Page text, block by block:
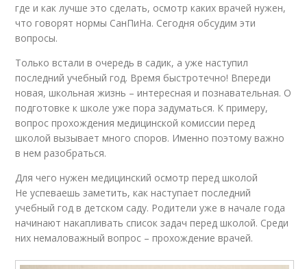
где и как лучше это сделать, осмотр каких врачей нужен,
что говорят нормы СанПиНа. Сегодня обсудим эти
вопросы.
Только встали в очередь в садик, а уже наступил
последний учебный год. Время быстротечно! Впереди
новая, школьная жизнь – интересная и познавательная. О
подготовке к школе уже пора задуматься. К примеру,
вопрос прохождения медицинской комиссии перед
школой вызывает много споров. Именно поэтому важно
в нем разобраться.
Для чего нужен медицинский осмотр перед школой
Не успеваешь заметить, как наступает последний
учебный год в детском саду. Родители уже в начале года
начинают накапливать список задач перед школой. Среди
них немаловажный вопрос – прохождение врачей.